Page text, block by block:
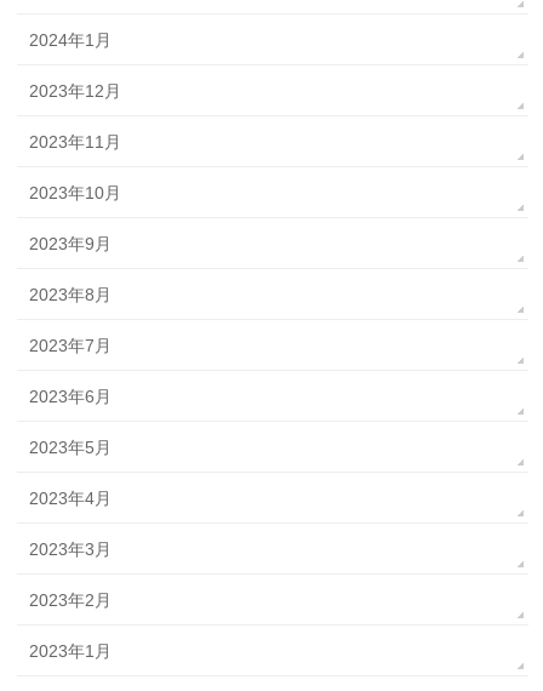
2024年1月
2023年12月
2023年11月
2023年10月
2023年9月
2023年8月
2023年7月
2023年6月
2023年5月
2023年4月
2023年3月
2023年2月
2023年1月